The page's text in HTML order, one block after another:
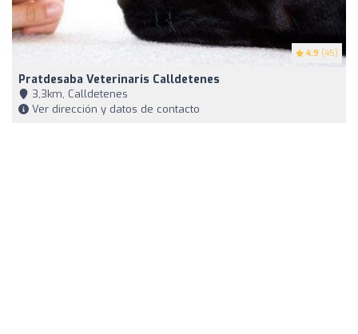
4.9 (45)
Pratdesaba Veterinaris Calldetenes
3,3km, Calldetenes
Ver dirección y datos de contacto